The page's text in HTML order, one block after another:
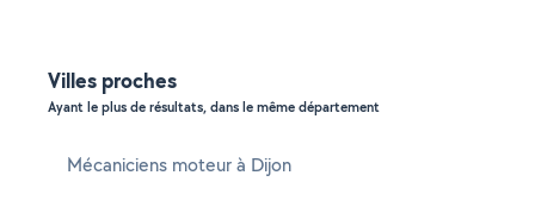
Villes proches
Ayant le plus de résultats, dans le même département
Mécaniciens moteur à Dijon